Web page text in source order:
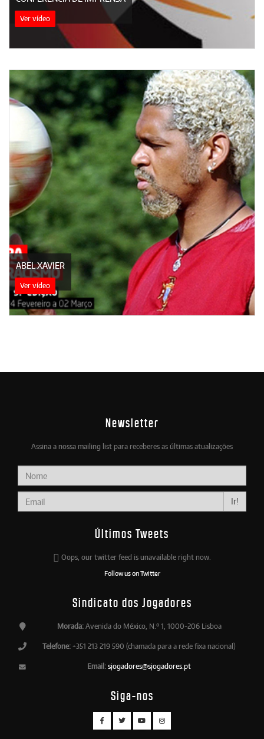
Ver vídeo
ABEL XAVIER
Ver vídeo
Newsletter
Assina a nossa mailing list para receberes as últimas atualizações
Ir!
Últimos Tweets
Oops, our twitter feed is unavailable right now.
Follow us on Twitter
Sindicato dos Jogadores
Morada:Avenida do México, N.º 1, 1000-206 Lisboa
Telefone: +351 213 219 590 (chamada para a rede fixa nacional)
Email: sjogadores@sjogadores.pt
Siga-nos